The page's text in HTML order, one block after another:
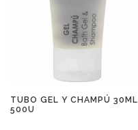
TUBO GEL Y CHAMPÚ 30ML
500U